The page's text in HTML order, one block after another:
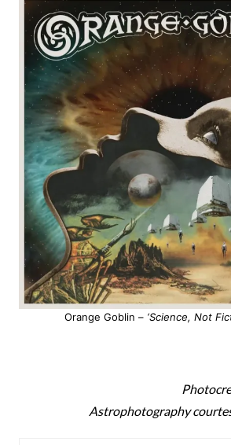
Orange Goblin – ‘Science, Not
Astrophotography